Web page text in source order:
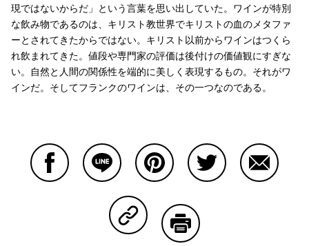
現ではないからだ」という言葉を思い出していた。ワインが特別
な飲み物であるのは、キリスト教世界でキリストの血のメタファ
ーとされてきたからではない。キリスト以前からワインはつくら
れ飲まれてきた。値段や専門家の評価は後付けの価値観にすぎな
い。自然と人間の関係性を端的に美しく表現するもの。それがワ
インだ。そしてフランクのワインは、その一つなのである。
Copy Linkで共有する